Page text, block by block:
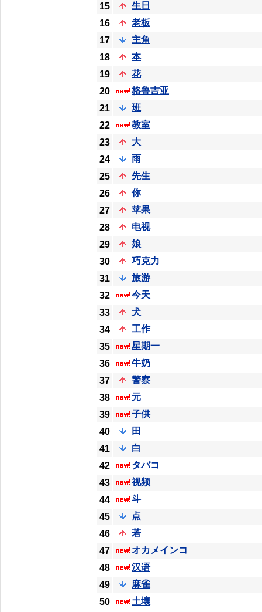
15
生日
16
老板
17
主角
18
本
19
花
20
格鲁吉亚
21
班
22
教室
23
大
24
雨
25
先生
26
你
27
苹果
28
电视
29
娘
30
巧克力
31
旅游
32
今天
33
犬
34
工作
35
星期一
36
牛奶
37
警察
38
元
39
子供
40
田
41
白
42
タバコ
43
视频
44
斗
45
点
46
若
47
オカメインコ
48
汉语
49
麻雀
50
土壤